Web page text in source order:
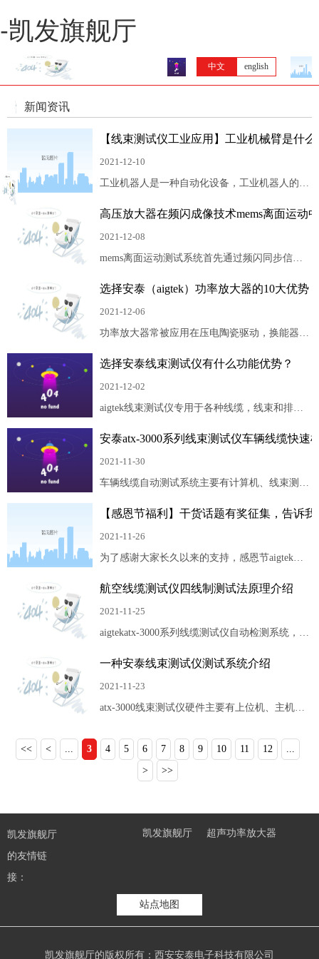
-凯发旗舰厅
中文 english
新闻资讯
【线束测试仪工业应用】工业机械臂是什么
2021-12-10
工业机器人是一种自动化设备，工业机器人的形
工业机械臂安全性与性能的稳定，线束的质量也
尤为关键，这就需要能快速高效的测试它的电
阻、导通、耐压、绝缘等多项指标，从源头把控
高压放大器在频闪成像技术mems离面运动
2021-12-08
mems离面运动测试系统首先通过频闪同步信号
形、频闪照明信号和控制信号，激励信号通过同
轴电缆经高压放大器驱动mems运动，频闪照明
信号经频闪驱动电路实现led的频闪照明，控制信
纳米定位仪的工作; ccd摄像机捕捉到的物体运动
选择安泰（aigtek）功率放大器的10大优势
2021-12-06
功率放大器常被应用在压电陶瓷驱动，换能器驱
等多个实验研究领域，选择一款合适需求指标的
功率放大器尤为重要。接下来就跟aigtek小编一
起了解选择安泰功率放大器十大理由。
选择安泰线束测试仪有什么功能优势？
2021-12-02
aigtek线束测试仪专用于各种线缆，线束和排线
参数测试系统。设备可单机操作，亦可连接至电
脑操作，基于模块化设计结构，二线制电阻测
试。
安泰atx-3000系列线束测试仪车辆线缆快速
2021-11-30
车辆线缆自动测试系统主要有计算机、线束测试
和转接线缆等组成。上位计算机进行程序编辑下
载及与下位测试主机通讯；线束测试仪主机进行
程序的执行和对分布式从机进行通讯，工作时可
束测试仪从机通过转接线缆，转接箱与汽车线缆
【感恩节福利】干货话题有奖征集，告诉
2021-11-26
为了感谢大家长久以来的支持，感恩节aigtek公
动』，活动开始啦！欢迎大家参与！
航空线缆测试仪四线制测试法原理介绍
2021-11-25
aigtekatx-3000系列线缆测试仪自动检测系统，通
提高检测效率和检测精度，节省人工成本。还可
以保存检测数据，生成检测报表，便于后期分析
和维护。
一种安泰线束测试仪测试系统介绍
2021-11-23
atx-3000线束测试仪硬件主要有上位机、主机、
测试设备、测试探针、打印机等组成，测试点扩
展板芯片，测试通道64/128/256/512，更多通道
可快速扩展 。
<< < ... 3 4 5 6 7 8 9 10 11 12
...
>
>>
凯发旗舰厅
的友情链
接：
凯发旗舰厅
超声功率放大器
站点地图
凯发旗舰厅的版权所有：西安安泰电子科技有限公司